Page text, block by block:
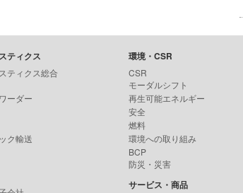
ティクス
ティクス総合
ーダー
ク輸送
環境・CSR
CSR
モーダルシフト
再生可能エネルギー
安全
燃料
環境への取り組み
BCP
防災・災害
サービス・商品